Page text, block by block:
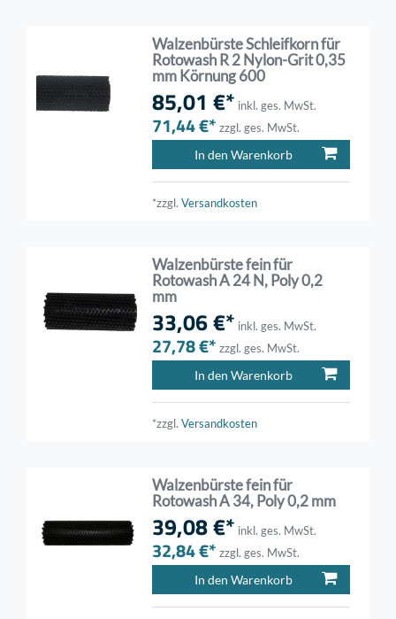
Walzenbürste Schleifkorn für
Rotowash R 2 Nylon-Grit 0,35
mm Körnung 600
85,01 €* inkl. ges. MwSt.
71,44 €* zzgl. ges. MwSt.
In den Warenkorb
*zzgl.Versandkosten
Walzenbürste fein für
Rotowash A 24 N, Poly 0,2
mm
33,06 €* inkl. ges. MwSt.
27,78 €* zzgl. ges. MwSt.
In den Warenkorb
*zzgl.Versandkosten
Walzenbürste fein für
Rotowash A 34, Poly 0,2 mm
39,08 €* inkl. ges. MwSt.
32,84 €* zzgl. ges. MwSt.
In den Warenkorb